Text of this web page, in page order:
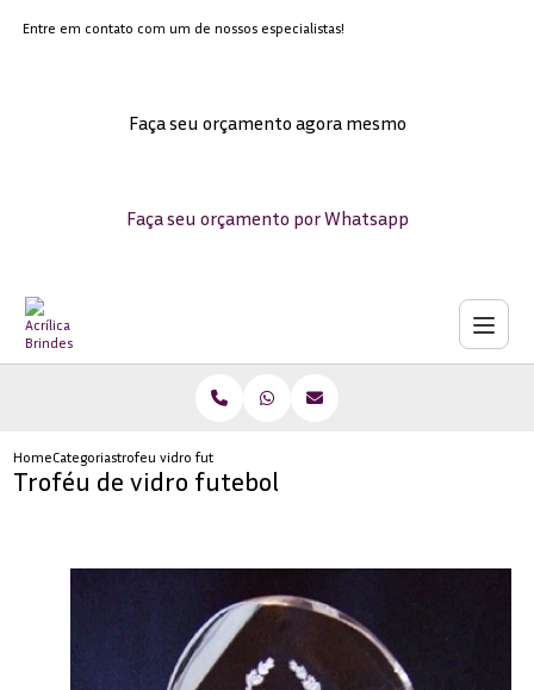
Entre em contato com um de nossos especialistas!
Faça seu orçamento agora mesmo
Faça seu orçamento por Whatsapp
HomeCategoriastrofeu vidro futebol
Troféu de vidro futebol